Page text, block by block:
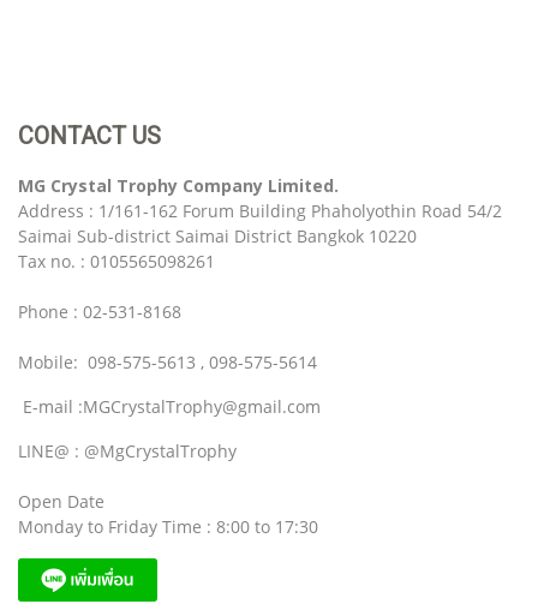
CONTACT US
MG Crystal Trophy Company Limited.
Address : 1/161-162 Forum Building Phaholyothin Road 54/2
Saimai Sub-district Saimai District Bangkok 10220
Tax no. : 0105565098261
Phone : 02-531-8168
Mobile: 098-575-5613 , 098-575-5614
E-mail :MGCrystalTrophy@gmail.com
LINE@ : @MgCrystalTrophy
Open Date
Monday to Friday Time : 8:00 to 17:30